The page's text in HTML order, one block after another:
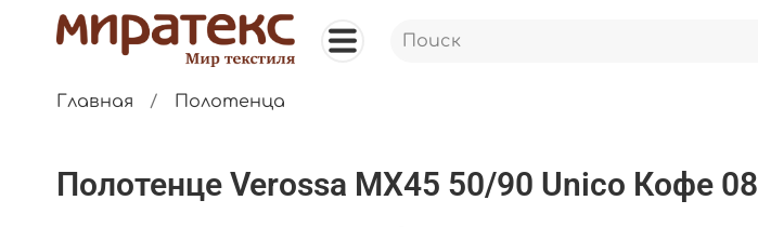
Главная Полотенца
Полотенце Verossa МХ45 50/90 Unico Кофе 08